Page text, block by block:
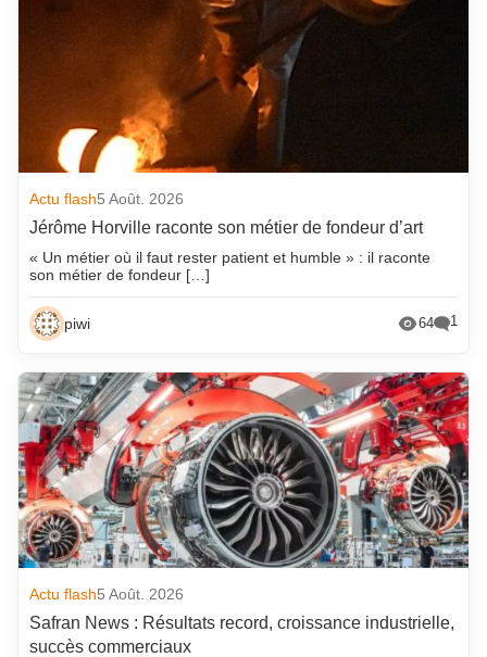
Actu flash5 Août. 2026
Jérôme Horville raconte son métier de fondeur d’art
« Un métier où il faut rester patient et humble » : il raconte
son métier de fondeur […]
piwi 64 1
Actu flash5 Août. 2026
Safran News : Résultats record, croissance industrielle,
succès commerciaux